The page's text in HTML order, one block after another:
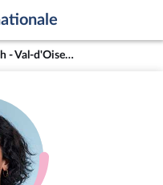
Mme Ayda Hadizadeh - Val-d'Oise (2e circonscription)